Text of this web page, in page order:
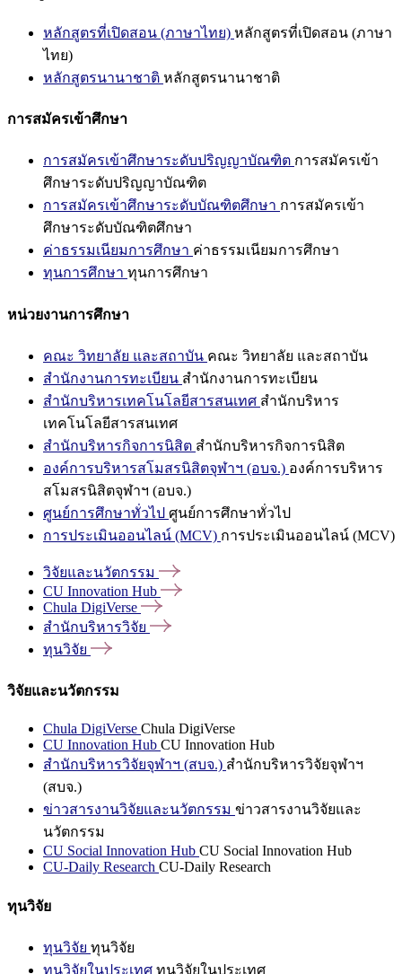
หลักสูตรที่เปิดสอน (ภาษาไทย) หลักสูตรที่เปิดสอน (ภาษา
ไทย)
หลักสูตรนานาชาติ หลักสูตรนานาชาติ
การสมัครเข้าศึกษา
การสมัครเข้าศึกษาระดับปริญญาบัณฑิต การสมัครเข้า
ศึกษาระดับปริญญาบัณฑิต
การสมัครเข้าศึกษาระดับบัณฑิตศึกษา การสมัครเข้า
ศึกษาระดับบัณฑิตศึกษา
ค่าธรรมเนียมการศึกษา ค่าธรรมเนียมการศึกษา
ทุนการศึกษา ทุนการศึกษา
หน่วยงานการศึกษา
คณะ วิทยาลัย และสถาบัน คณะ วิทยาลัย และสถาบัน
สำนักงานการทะเบียน สำนักงานการทะเบียน
สำนักบริหารเทคโนโลยีสารสนเทศ สำนักบริหาร
เทคโนโลยีสารสนเทศ
สำนักบริหารกิจการนิสิต สำนักบริหารกิจการนิสิต
องค์การบริหารสโมสรนิสิตจุฬาฯ (อบจ.) องค์การบริหาร
สโมสรนิสิตจุฬาฯ (อบจ.)
ศูนย์การศึกษาทั่วไป ศูนย์การศึกษาทั่วไป
การประเมินออนไลน์ (MCV) การประเมินออนไลน์ (MCV)
วิจัยและนวัตกรรม
CU Innovation Hub
Chula DigiVerse
สำนักบริหารวิจัย
ทุนวิจัย
วิจัยและนวัตกรรม
Chula DigiVerse Chula DigiVerse
CU Innovation Hub CU Innovation Hub
สำนักบริหารวิจัยจุฬาฯ (สบจ.) สำนักบริหารวิจัยจุฬาฯ
(สบจ.)
ข่าวสารงานวิจัยและนวัตกรรม ข่าวสารงานวิจัยและ
นวัตกรรม
CU Social Innovation Hub CU Social Innovation Hub
CU-Daily Research CU-Daily Research
ทุนวิจัย
ทุนวิจัย ทุนวิจัย
ทุนวิจัยในประเทศ ทุนวิจัยในประเทศ